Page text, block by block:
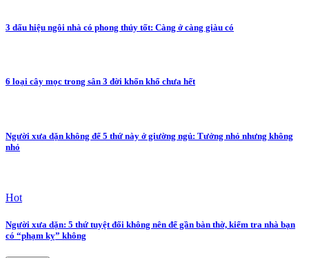
3 dấu hiệu ngôi nhà có phong thủy tốt: Càng ở càng giàu có
6 loại cây mọc trong sân 3 đời khốn khổ chưa hết
Người xưa dặn không để 5 thứ này ở giường ngủ: Tưởng nhỏ nhưng không
nhỏ
Hot
Người xưa dặn: 5 thứ tuyệt đối không nên để gần bàn thờ, kiểm tra nhà bạn
có “phạm kỵ” không